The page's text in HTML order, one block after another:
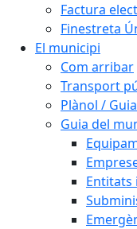
Factura
Finestreta
El municipi
Com arribar
Transport
Plànol /
Guia del
Entitats